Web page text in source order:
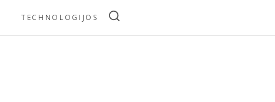
TECHNOLOGIJOS